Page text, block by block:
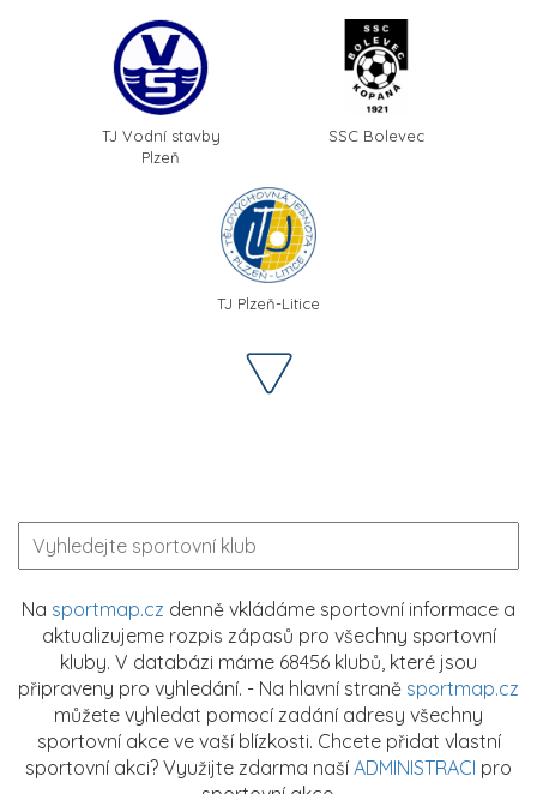
TJ Vodní stavby
Plzeň
SSC Bolevec
TJ Plzeň-Litice
Na sportmap.cz denně vkládáme sportovní informace a
aktualizujeme rozpis zápasů pro všechny sportovní
kluby. V databázi máme 68456 klubů, které jsou
připraveny pro vyhledání. - Na hlavní straně sportmap.cz
můžete vyhledat pomocí zadání adresy všechny
sportovní akce ve vaší blízkosti. Chcete přidat vlastní
sportovní akci? Využijte zdarma naší ADMINISTRACI pro